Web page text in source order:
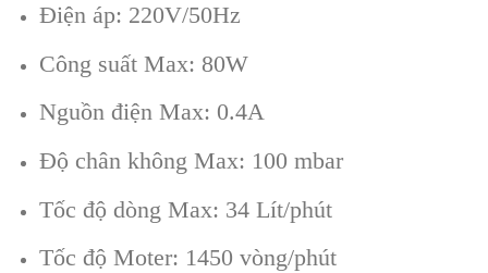
Điện áp: 220V/50Hz
Công suất Max: 80W
Nguồn điện Max: 0.4A
Độ chân không Max: 100 mbar
Tốc độ dòng Max: 34 Lít/phút
Tốc độ Moter: 1450 vòng/phút